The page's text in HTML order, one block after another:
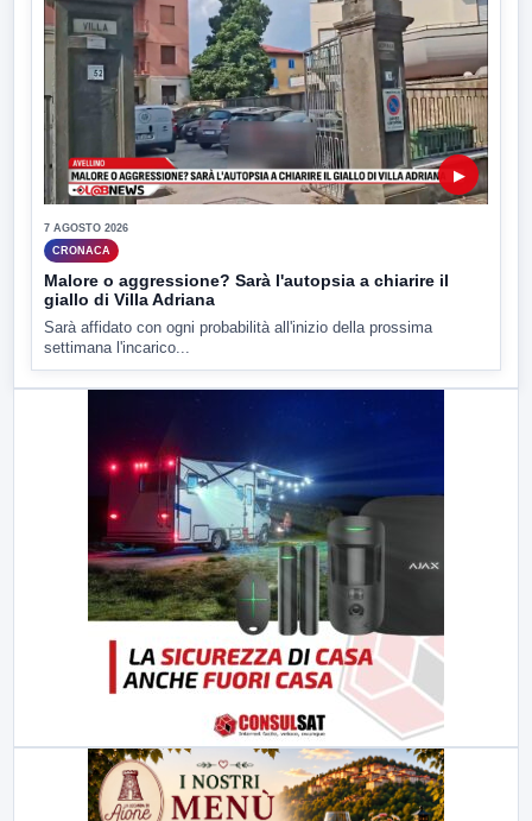
▶
7 AGOSTO 2026
CRONACA
Malore o aggressione? Sarà l'autopsia a chiarire il
giallo di Villa Adriana
Sarà affidato con ogni probabilità all'inizio della prossima
settimana l'incarico...